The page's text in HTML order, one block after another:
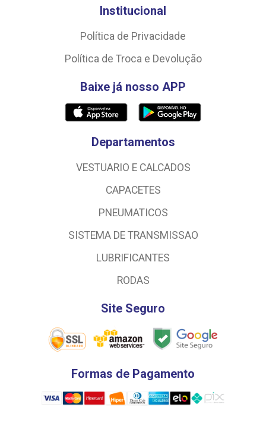
Institucional
Política de Privacidade
Política de Troca e Devolução
Baixe já nosso APP
Departamentos
VESTUARIO E CALCADOS
CAPACETES
PNEUMATICOS
SISTEMA DE TRANSMISSAO
LUBRIFICANTES
RODAS
Site Seguro
Formas de Pagamento